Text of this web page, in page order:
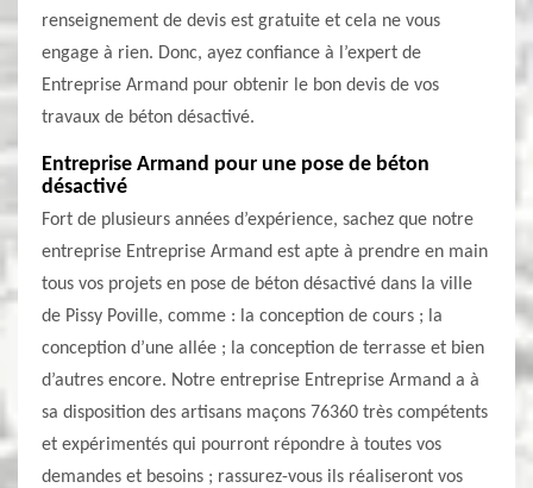
renseignement de devis est gratuite et cela ne vous
engage à rien. Donc, ayez confiance à l’expert de
Entreprise Armand pour obtenir le bon devis de vos
travaux de béton désactivé.
Entreprise Armand pour une pose de béton
désactivé
Fort de plusieurs années d’expérience, sachez que notre
entreprise Entreprise Armand est apte à prendre en main
tous vos projets en pose de béton désactivé dans la ville
de Pissy Poville, comme : la conception de cours ; la
conception d’une allée ; la conception de terrasse et bien
d’autres encore. Notre entreprise Entreprise Armand a à
sa disposition des artisans maçons 76360 très compétents
et expérimentés qui pourront répondre à toutes vos
demandes et besoins ; rassurez-vous ils réaliseront vos